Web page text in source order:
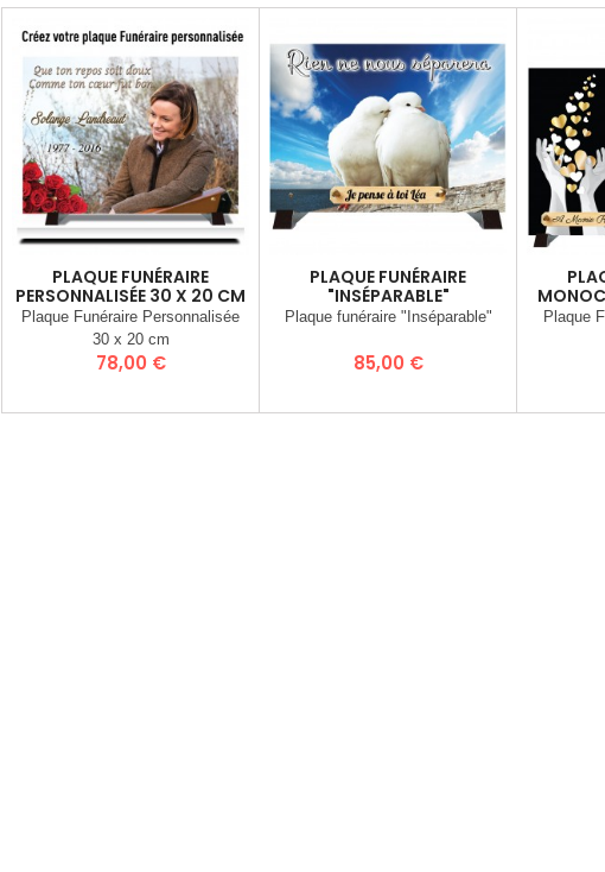
PLAQUE FUNÉRAIRE
PERSONNALISÉE 30 X 20 CM
Plaque Funéraire Personnalisée
30 x 20 cm
Prix
78,00 €
PLAQUE FUNÉRAIRE
"INSÉPARABLE"
Plaque funéraire "Inséparable"
Prix
85,00 €
Plaque